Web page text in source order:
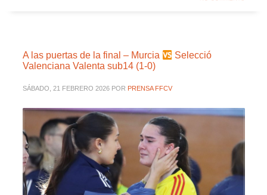
A las puertas de la final – Murcia
Selecció
Valenciana Valenta sub14 (1-0)
SÁBADO, 21 FEBRERO 2026 POR PRENSA FFCV